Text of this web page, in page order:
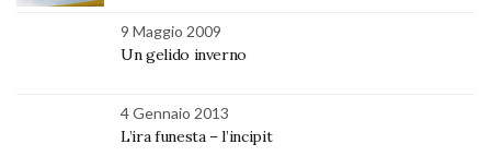
9 Maggio 2009
Un gelido inverno
4 Gennaio 2013
L’ira funesta – l’incipit